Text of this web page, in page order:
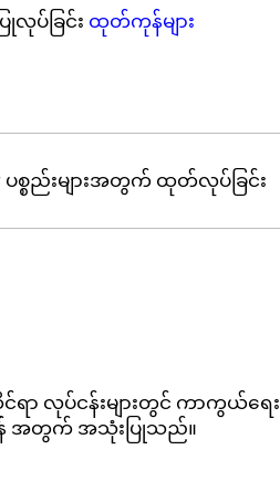
ြုလုပ်ခြင်း ထုတ်ကုန်များ
ပစ္စည်းများအတွက် ထုတ်လုပ်ခြင်း
င်ရာ လုပ်ငန်းများတွင် ကာကွယ်ရေး
အတွက် အသုံးပြုသည်။